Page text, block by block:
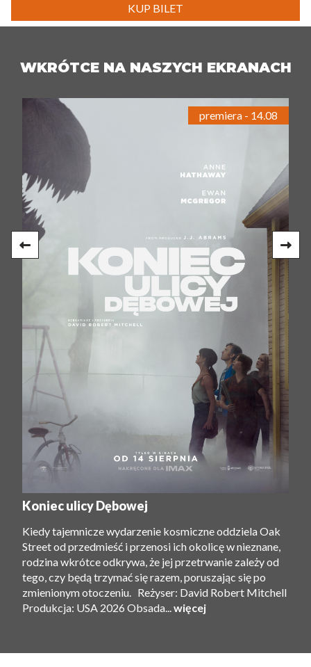
KUP BILET
WKRÓTCE NA NASZYCH EKRANACH
Koniec ulicy Dębowej
Kiedy tajemnicze wydarzenie kosmiczne oddziela Oak
Street od przedmieść i przenosi ich okolicę w nieznane,
rodzina wkrótce odkrywa, że ​​jej przetrwanie zależy od
tego, czy będą trzymać się razem, poruszając się po
zmienionym otoczeniu. Reżyser: David Robert Mitchell
Produkcja: USA 2026 Obsada...więcej
premiera - 14.08